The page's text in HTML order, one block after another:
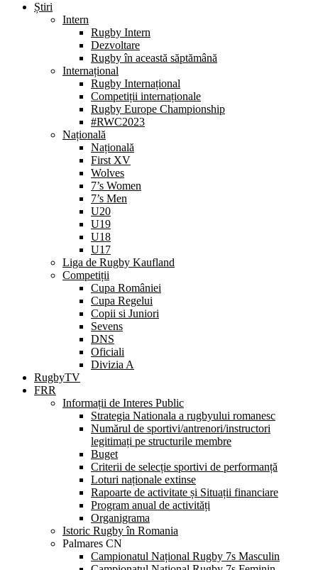
Știri
Intern
Rugby Intern
Dezvoltare
Rugby în această săptămână
Internațional
Rugby Internațional
Competiții internaționale
Rugby Europe Championship
#RWC2023
Națională
Națională
First XV
Wolves
7’s Women
7’s Men
U20
U19
U18
U17
Liga de Rugby Kaufland
Competiții
Cupa României
Cupa Regelui
Copii si Juniori
Sevens
DNS
Oficiali
Divizia A
RugbyTV
FRR
Informații de Interes Public
Strategia Nationala a rugbyului romanesc
Numărul de sportivi/antrenori/instructori
legitimați pe structurile membre
Buget
Criterii de selecție sportivi de performanță
Loturi naționale extinse
Rapoarte de activitate și Situații financiare
Program anual de activități
Organigrama
Istoric Rugby în Romania
Palmares CN
Campionatul Național Rugby 7s Masculin